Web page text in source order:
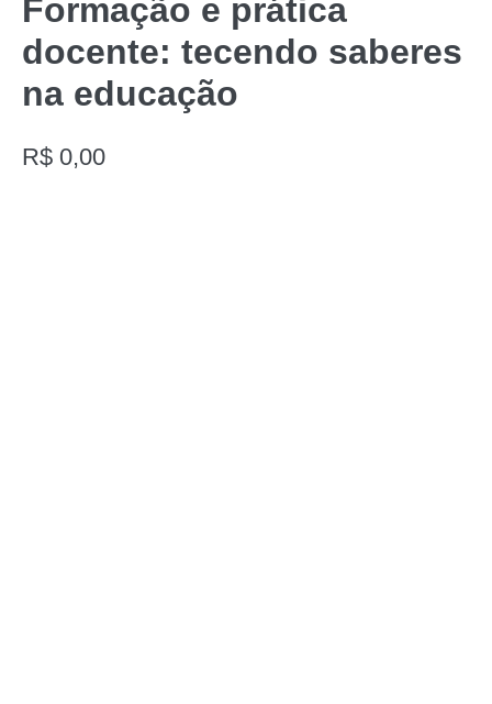
Formação e prática
docente: tecendo saberes
na educação
R$ 0,00